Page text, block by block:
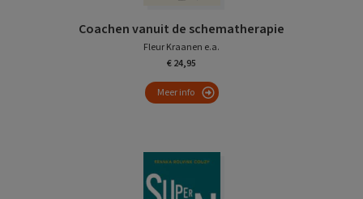
Coachen vanuit de schematherapie
Fleur Kraanen e.a.
€ 24,95
Meer info